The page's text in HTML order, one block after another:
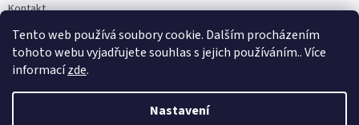
Tento web používá soubory cookie. Dalším procházením
tohoto webu vyjadřujete souhlas s jejich používáním.. Více
informacízde.
Nastavení
Kontakt
Napište nám